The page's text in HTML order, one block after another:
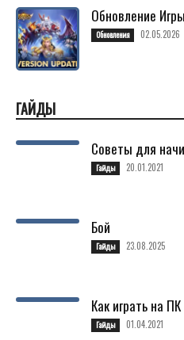
Обновление
Обновления 02.05.2026
ГАЙДЫ
Советы для
Гайды 20.01.2021
Бой
Гайды 23.08.2025
Как играть на ПК
Гайды 01.04.2021